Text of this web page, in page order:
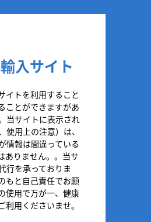
入サイト
イトを利用すること
ことができますがあ
当サイトに表示され
用上の注意）は、
情報は間違っている
ありません。。当サ
行を承っておりま
もと自己責任でお願
使用で万が一、健康
用くださいませ。